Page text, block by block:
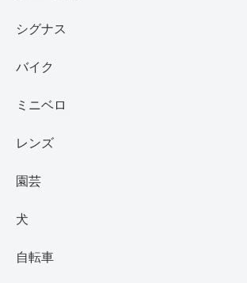
シグナス
バイク
ミニベロ
レンズ
園芸
犬
自転車